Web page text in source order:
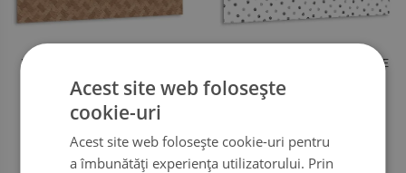
PANOU DECORATIV PVC PODEA
PANOU DECORATIV PVC LABE DE
CUMPĂRĂ
Acest site web folosește
cookie-uri
Acest site web folosește cookie-uri pentru
a îmbunătăți experiența utilizatorului. Prin